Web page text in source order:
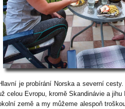
je probírání Norska a severní
celou Evropu, kromě Skandinávie a
země a my můžeme alespoň